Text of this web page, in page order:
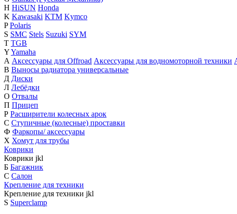
H HiSUN Honda
K Kawasaki KTM Kymco
P Polaris
S SMC Stels Suzuki SYM
T TGB
YYamaha
А Аксессуары для Offroad Аксессуары для водномоторной техники
В Выносы радиатора универсальные
Д Диски
Л Лебёдки
О Отвалы
П Прицеп
Р Расширители колесных арок
С Ступичные (колесные) проставки
Ф Фаркопы/ аксессуары
Х Хомут для трубы
Коврики
Коврики jkl
Б Багажник
С Салон
Крепление для техники
Крепление для техники jkl
S Superclamp